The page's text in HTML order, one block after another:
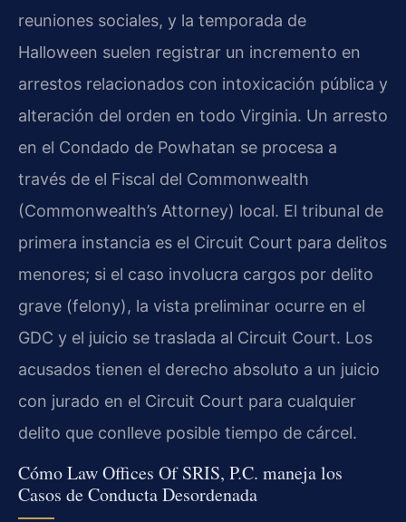
reuniones sociales, y la temporada de
Halloween suelen registrar un incremento en
arrestos relacionados con intoxicación pública y
alteración del orden en todo Virginia. Un arresto
en el Condado de Powhatan se procesa a
través de el Fiscal del Commonwealth
(Commonwealth’s Attorney) local. El tribunal de
primera instancia es el Circuit Court para delitos
menores; si el caso involucra cargos por delito
grave (felony), la vista preliminar ocurre en el
GDC y el juicio se traslada al Circuit Court. Los
acusados tienen el derecho absoluto a un juicio
con jurado en el Circuit Court para cualquier
delito que conlleve posible tiempo de cárcel.
Cómo Law Offices Of SRIS, P.C. maneja los
Casos de Conducta Desordenada